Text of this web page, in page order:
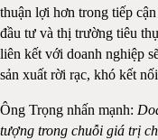
thuận lợi hơn trong tiếp
đầu tư và thị trường tiêu
liên kết với doanh nghiệp
sản xuất rời rạc, khó kết
Ông Trọng nhấn mạnh:
tượng trong chuỗi giá trị